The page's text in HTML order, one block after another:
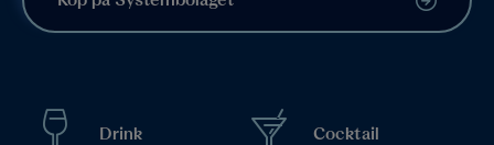
Drink Cocktail